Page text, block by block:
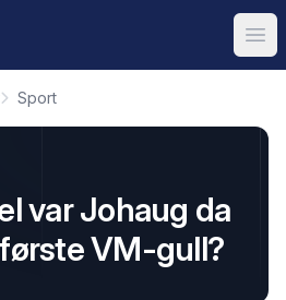
Sport
var Johaug da
VM-gull?